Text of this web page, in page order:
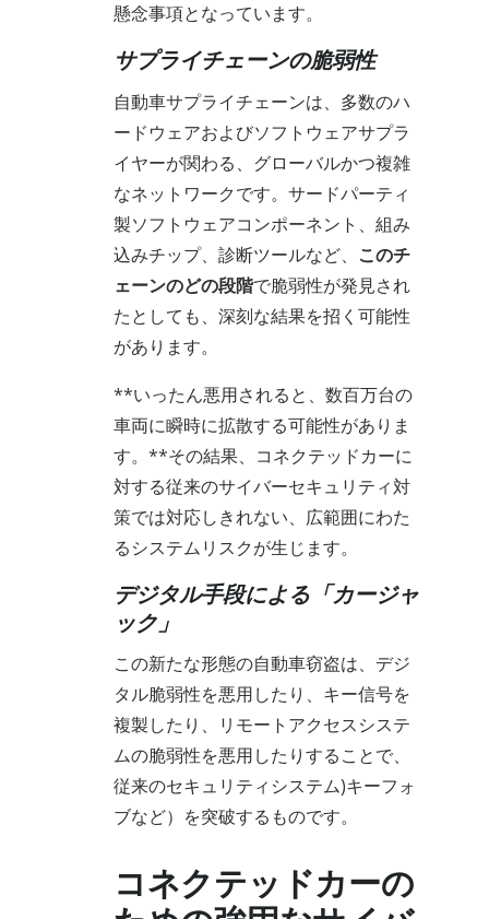
懸念事項となっています。
サプライチェーンの脆弱性
自動車サプライチェーンは、多数のハ
ードウェアおよびソフトウェアサプラ
イヤーが関わる、グローバルかつ複雑
なネットワークです。サードパーティ
製ソフトウェアコンポーネント、組み
込みチップ、診断ツールなど、 このチ
ェーンのどの段階で脆弱性が発見され
たとしても、深刻な結果を招く可能性
があります。
**いったん悪用されると、数百万台の
車両に瞬時に拡散する可能性がありま
す。**その結果、コネクテッドカーに
対する従来のサイバーセキュリティ対
策では対応しきれない、広範囲にわた
るシステムリスクが生じます。
デジタル手段による「カージャ
ック」
この新たな形態の自動車窃盗は、デジ
タル脆弱性を悪用したり、キー信号を
複製したり、リモートアクセスシステ
ムの脆弱性を悪用したりすることで、
従来のセキュリティシステム)キーフォ
ブなど）を突破するものです。
コネクテッドカーの